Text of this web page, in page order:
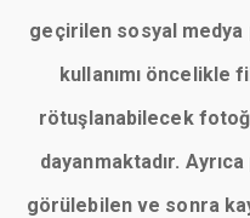
geçirilen sosyal medya
kullanımı
rötuşlanabilecek
dayanmaktadır.
görülebilen ve sonra